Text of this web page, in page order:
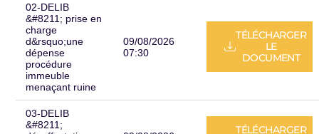
02-DELIB
&#8211; prise en
charge
d&rsquo;une
dépense
procédure
immeuble
menaçant ruine
09/08/2026
07:30
TÉLÉCHARGER
LE
DOCUMENT
03-DELIB
&#8211;
TÉLÉCHARGER